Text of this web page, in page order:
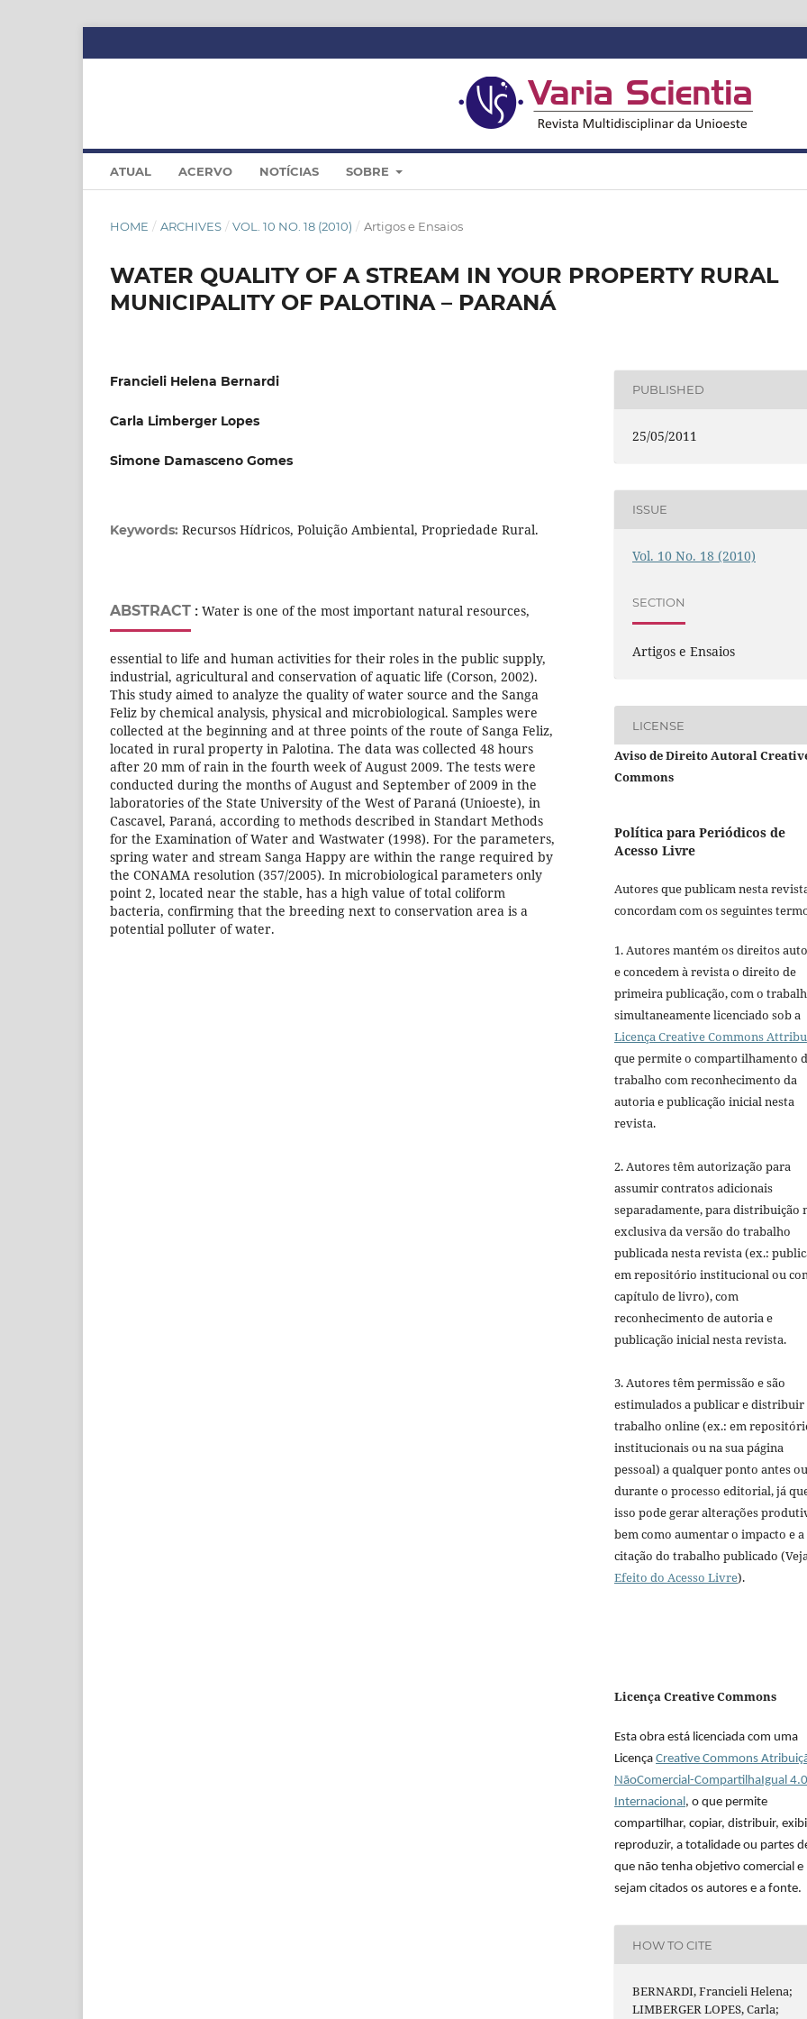
ATUAL ACERVO NOTÍCIAS SOBRE
HOME / ARCHIVES / VOL. 10 NO. 18 (2010) / Artigos e Ensaios
WATER QUALITY OF A STREAM IN YOUR PROPERTY RURAL
MUNICIPALITY OF PALOTINA – PARANÁ
Francieli Helena Bernardi
Carla Limberger Lopes
Simone Damasceno Gomes
Keywords: Recursos Hídricos, Poluição Ambiental, Propriedade Rural.
ABSTRACT : Water is one of the most important natural resources,
essential to life and human activities for their roles in the public supply,
industrial, agricultural and conservation of aquatic life (Corson, 2002).
This study aimed to analyze the quality of water source and the Sanga
Feliz by chemical analysis, physical and microbiological. Samples were
collected at the beginning and at three points of the route of Sanga Feliz,
located in rural property in Palotina. The data was collected 48 hours
after 20 mm of rain in the fourth week of August 2009. The tests were
conducted during the months of August and September of 2009 in the
laboratories of the State University of the West of Paraná (Unioeste), in
Cascavel, Paraná, according to methods described in Standart Methods
for the Examination of Water and Wastwater (1998). For the parameters,
spring water and stream Sanga Happy are within the range required by
the CONAMA resolution (357/2005). In microbiological parameters only
point 2, located near the stable, has a high value of total coliform
bacteria, confirming that the breeding next to conservation area is a
potential polluter of water.
PUBLISHED
25/05/2011
ISSUE
Vol. 10 No. 18 (2010)
SECTION
Artigos e Ensaios
LICENSE
Aviso de Direito Autoral
Commons
Política para Periódicos de
Acesso Livre
Autores que publicam nesta
concordam com os seguintes
1. Autores mantém os direitos
e concedem à revista o direito de
primeira publicação, com o
simultaneamente licenciado sob a
Licença Creative Commons
que permite o compartilhamento
trabalho com reconhecimento da
autoria e publicação inicial nesta
revista.
2. Autores têm autorização para
assumir contratos adicionais
separadamente, para distribuição
exclusiva da versão do trabalho
publicada nesta revista (ex.:
em repositório institucional ou
capítulo de livro), com
reconhecimento de autoria e
publicação inicial nesta revista.
3. Autores têm permissão e são
estimulados a publicar e distribuir
trabalho online (ex.: em
institucionais ou na sua página
pessoal) a qualquer ponto antes ou
durante o processo editorial, já
isso pode gerar alterações
bem como aumentar o impacto e a
citação do trabalho publicado
Efeito do Acesso Livre).
Licença Creative Commons
Esta obra está licenciada com uma
Licença Creative Commons
NãoComercial-CompartilhaIgual 4.0
Internacional, o que permite
compartilhar, copiar, distribuir,
reproduzir, a totalidade ou partes
que não tenha objetivo comercial e
sejam citados os autores e a fonte.
HOW TO CITE
BERNARDI, Francieli Helena;
LIMBERGER LOPES, Carla;